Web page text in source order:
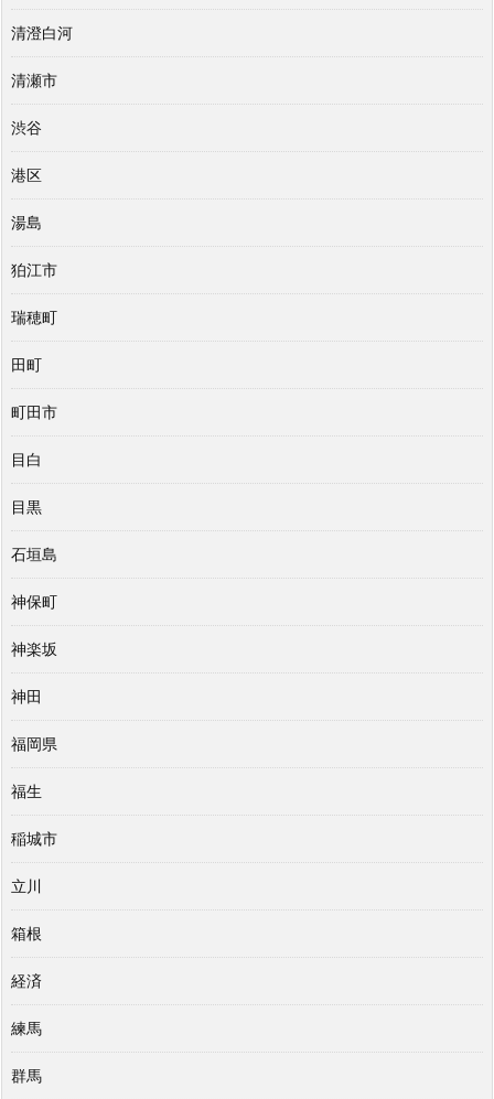
清澄白河
清瀬市
渋谷
港区
湯島
狛江市
瑞穂町
田町
町田市
目白
目黒
石垣島
神保町
神楽坂
神田
福岡県
福生
稲城市
立川
箱根
経済
練馬
群馬